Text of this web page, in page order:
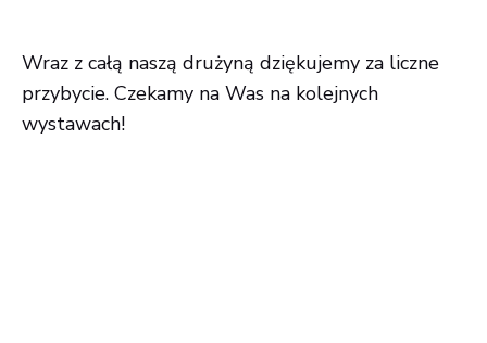
Wraz z całą naszą drużyną dziękujemy za liczne
przybycie. Czekamy na Was na kolejnych
wystawach!